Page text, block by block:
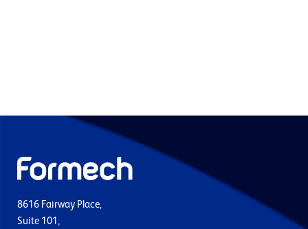
8616 Fairway Place,
Suite 101,